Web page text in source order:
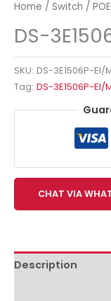
Home / Switch /
DS-
SKU: DS-3E1506P-EI/
Tag: DS-3E1506P-EI/
CHAT VIA
Description